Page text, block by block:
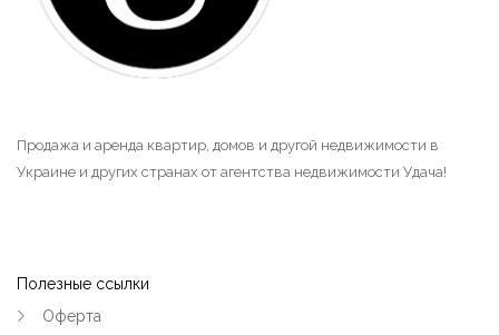
Продажа и аренда квартир, домов и другой недвижимости в
Украине и других странах от агентства недвижимости Удача!
Полезные ссылки
Оферта